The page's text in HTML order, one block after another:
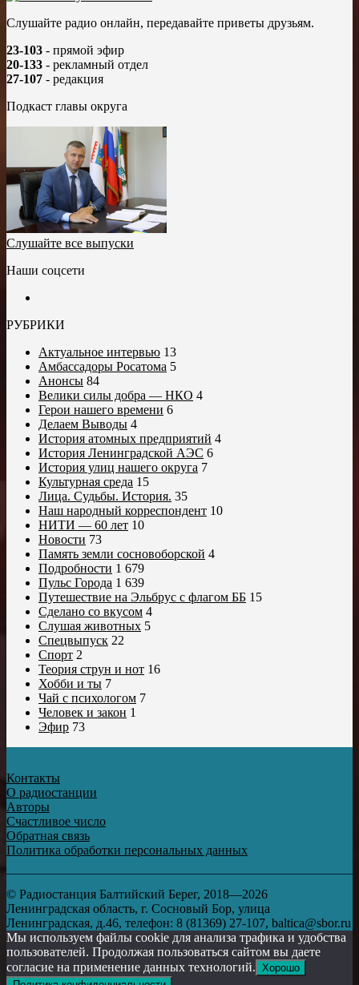
Слушайте радио онлайн, передавайте приветы друзьям.
23-103 - прямой эфир
20-133 - рекламный отдел
27-107 - редакция
Подкаст главы округа
Слушайте все выпуски
Наши соцсети
РУБРИКИ
Актуальное интервью 13
Амбассадоры Росатома 5
Анонсы 84
Велики силы добра — НКО 4
Герои нашего времени 6
Делаем Выводы 4
История атомных предприятий 4
История Ленинградской АЭС 6
История улиц нашего округа 7
Культурная среда 15
Лица. Судьбы. История. 35
Наш народный корреспондент 10
НИТИ — 60 лет 10
Новости 73
Память земли сосновоборской 4
Подробности 1 679
Пульс Города 1 639
Путешествие на Эльбрус с флагом ББ 15
Сделано со вкусом 4
Слушая животных 5
Спецвыпуск 22
Спорт 2
Теория струн и нот 16
Хобби и ты 7
Чай с психологом 7
Человек и закон 1
Эфир 73
Контакты
О радиостанции
Авторы
Счастливое число
Обратная связь
Политика обработки персональных данных
© Радиостанция Балтийский Берег, 2018—2026
Ленинградская область, г. Сосновый Бор, улица
Ленинградская, д.46, телефон: 8 (81369) 27-107, baltica@sbor.ru
Мы используем файлы cookie для анализа трафика и удобства
пользователей. Продолжая пользоваться сайтом вы даете
согласие на применение данных технологий. Хорошо